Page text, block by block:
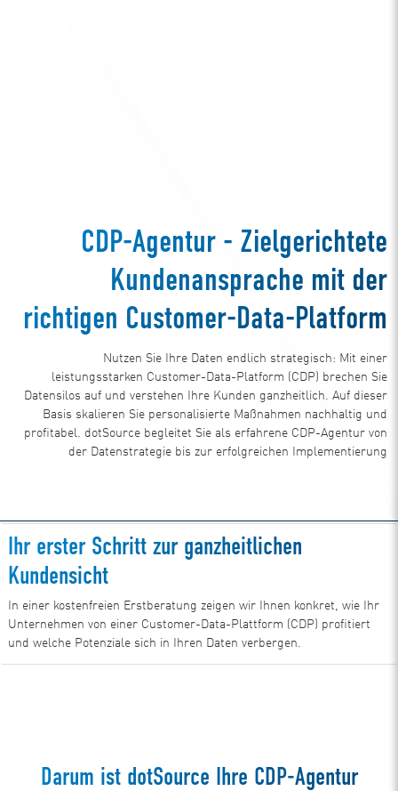
CDP-Agentur - Zielgerichtete
Kundenansprache mit der
richtigen Customer-Data-Platform
Nutzen Sie Ihre Daten endlich strategisch: Mit einer
leistungsstarken Customer-Data-Platform (CDP) brechen Sie
Datensilos auf und verstehen Ihre Kunden ganzheitlich. Auf dieser
Basis skalieren Sie personalisierte Maßnahmen nachhaltig und
profitabel. dotSource begleitet Sie als erfahrene CDP-Agentur von
der Datenstrategie bis zur erfolgreichen Implementierung
Ihr erster Schritt zur ganzheitlichen
Kundensicht
In einer kostenfreien Erstberatung zeigen wir Ihnen konkret, wie Ihr
Unternehmen von einer Customer-Data-Plattform (CDP) profitiert
und welche Potenziale sich in Ihren Daten verbergen.
Darum ist dotSource Ihre CDP-Agentur